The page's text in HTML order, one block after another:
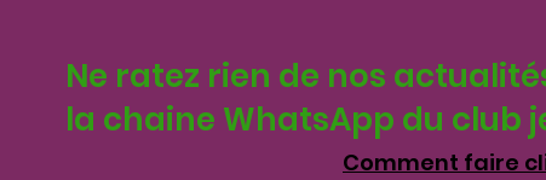
Ne ratez rien de nos
la chaine WhatsApp du club
Comment faire